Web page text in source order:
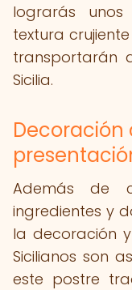
lograrás unos
textura
transportarán
Sicilia.
Decoración
Además de
ingredientes y
la decoración
Sicilianos son
este postre